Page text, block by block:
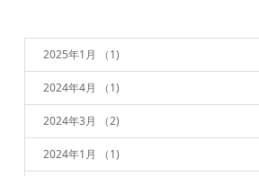
2025年1月 （1)
2024年4月 （1)
2024年3月 （2)
2024年1月 （1)